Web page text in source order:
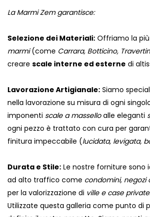
La Marmi Zem garantisce:
Selezione dei Materiali: Offriamo la più
marmi(come Carrara, Botticino,
creare scale interne ed esterne di
Lavorazione Artigianale: Siamo
nella lavorazione su misura di ogni
imponenti scale a masselloalle eleganti
ogni pezzo è trattato con cura per
finitura impeccabile (lucidata, levigata,
Durata e Stile: Le nostre forniture sono
ad alto traffico come condomini, negozi
per la valorizzazione di ville e case private.
Utilizzate questa galleria come punto di